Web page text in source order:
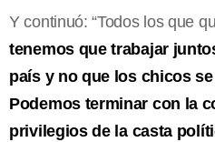
Y continuó: “Todos los que
tenemos que trabajar
país y no que los chicos
Podemos terminar con la
privilegios de la casta